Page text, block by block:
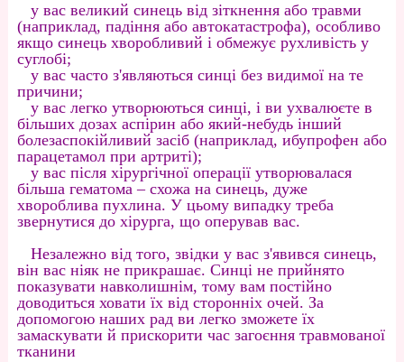
у вас великий синець від зіткнення або травми
(наприклад, падіння або автокатастрофа), особливо
якщо синець хворобливий і обмежує рухливість у
суглобі;
у вас часто з'являються синці без видимої на те
причини;
у вас легко утворюються синці, і ви ухвалюєте в
більших дозах аспірин або який-небудь інший
болезаспокійливий засіб (наприклад, ибупрофен або
парацетамол при артриті);
у вас після хірургічної операції утворювалася
більша гематома – схожа на синець, дуже
хвороблива пухлина. У цьому випадку треба
звернутися до хірурга, що оперував вас.
Незалежно від того, звідки у вас з'явився синець,
він вас ніяк не прикрашає. Синці не прийнято
показувати навколишнім, тому вам постійно
доводиться ховати їх від сторонніх очей. За
допомогою наших рад ви легко зможете їх
замаскувати й прискорити час загоєння травмованої
тканини